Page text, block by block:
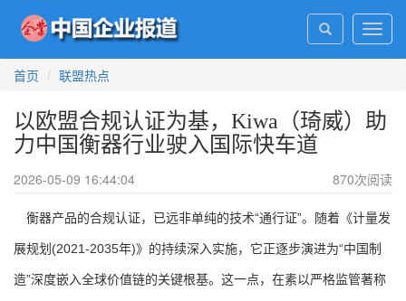
首页
联盟热点
以欧盟合规认证为基，Kiwa（琦威）助
力中国衡器行业驶入国际快车道
2026-05-09 16:44:04 870次阅读
衡器产品的合规认证，已远非单纯的技术“通行证”。随着《计量发
展规划(2021-2035年)》的持续深入实施，它正逐步演进为“中国制
造”深度嵌入全球价值链的关键根基。这一点，在素以严格监管著称